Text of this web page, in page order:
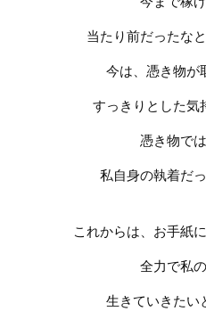
当たり前だったな
今は、憑き物が
すっきりとした気
憑き物では
私自身の執着だ
これからは、お手紙
全力で私
生きていきたい